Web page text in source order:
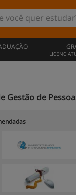
Gestão de